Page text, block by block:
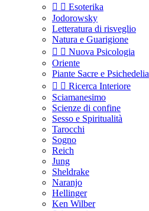
  Esoterika
Jodorowsky
Letteratura di risveglio
Natura e Guarigione
  Nuova Psicologia
Oriente
Piante Sacre e Psichedelia
  Ricerca Interiore
Sciamanesimo
Scienze di confine
Sesso e Spiritualità
Tarocchi
Sogno
Reich
Jung
Sheldrake
Naranjo
Hellinger
Ken Wilber